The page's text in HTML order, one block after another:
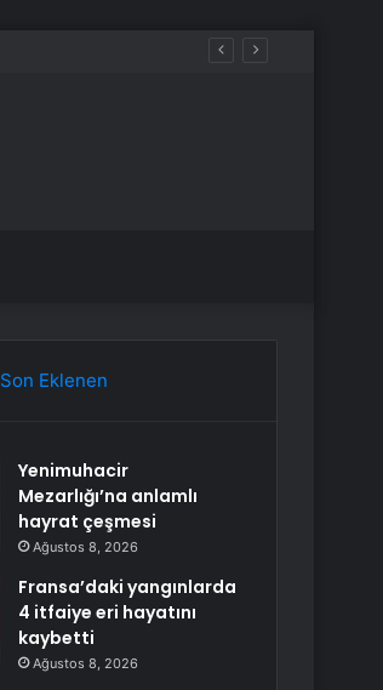
Son Eklenen
Yenimuhacir
Mezarlığı’na anlamlı
hayrat çeşmesi
Ağustos 8, 2026
Fransa’daki yangınlarda
4 itfaiye eri hayatını
kaybetti
Ağustos 8, 2026